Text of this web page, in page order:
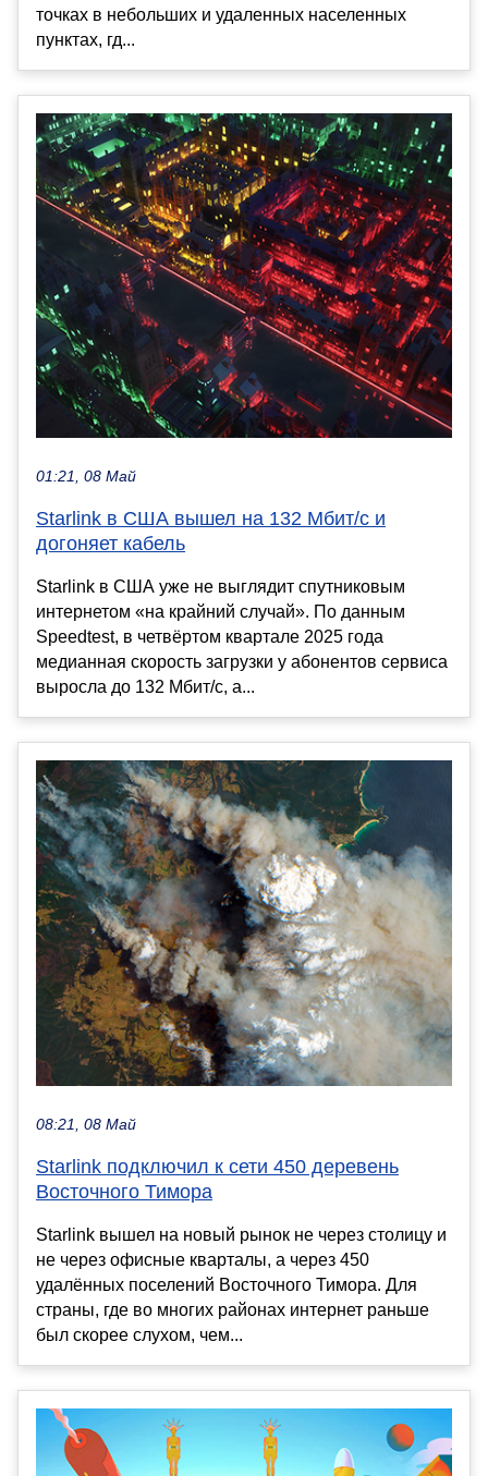
точках в небольших и удаленных населенных
пунктах, гд...
01:21, 08 Май
Starlink в США вышел на 132 Мбит/с и
догоняет кабель
Starlink в США уже не выглядит спутниковым
интернетом «на крайний случай». По данным
Speedtest, в четвёртом квартале 2025 года
медианная скорость загрузки у абонентов сервиса
выросла до 132 Мбит/с, а...
08:21, 08 Май
Starlink подключил к сети 450 деревень
Восточного Тимора
Starlink вышел на новый рынок не через столицу и
не через офисные кварталы, а через 450
удалённых поселений Восточного Тимора. Для
страны, где во многих районах интернет раньше
был скорее слухом, чем...